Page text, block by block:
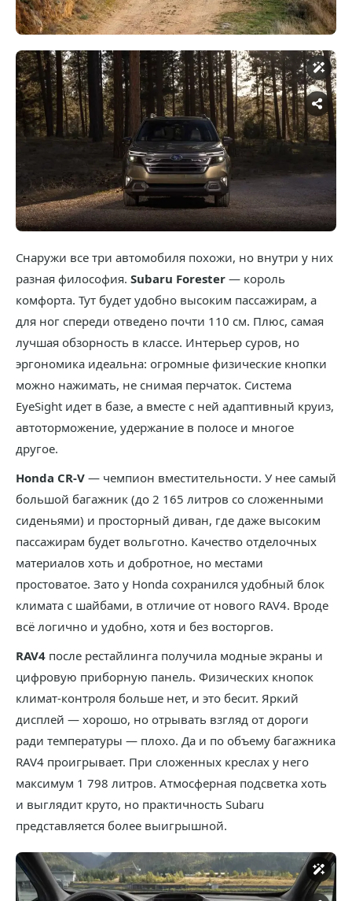
Снаружи все три автомобиля похожи, но внутри у них
разная философия. Subaru Forester — король
комфорта. Тут будет удобно высоким пассажирам, а
для ног спереди отведено почти 110 см. Плюс, самая
лучшая обзорность в классе. Интерьер суров, но
эргономика идеальна: огромные физические кнопки
можно нажимать, не снимая перчаток. Система
EyeSight идет в базе, а вместе с ней адаптивный круиз,
автоторможение, удержание в полосе и многое
другое.
Honda CR-V — чемпион вместительности. У нее самый
большой багажник (до 2 165 литров со сложенными
сиденьями) и просторный диван, где даже высоким
пассажирам будет вольготно. Качество отделочных
материалов хоть и добротное, но местами
простоватое. Зато у Honda сохранился удобный блок
климата с шайбами, в отличие от нового RAV4. Вроде
всё логично и удобно, хотя и без восторгов.
RAV4 после рестайлинга получила модные экраны и
цифровую приборную панель. Физических кнопок
климат-контроля больше нет, и это бесит. Яркий
дисплей — хорошо, но отрывать взгляд от дороги
ради температуры — плохо. Да и по объему багажника
RAV4 проигрывает. При сложенных креслах у него
максимум 1 798 литров. Атмосферная подсветка хоть
и выглядит круто, но практичность Subaru
представляется более выигрышной.